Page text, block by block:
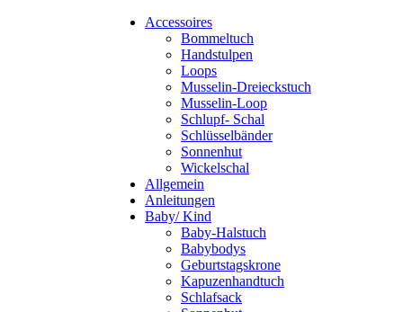
Accessoires
Bommeltuch
Handstulpen
Loops
Musselin-Dreieckstuch
Musselin-Loop
Schlupf- Schal
Schlüsselbänder
Sonnenhut
Wickelschal
Allgemein
Anleitungen
Baby/ Kind
Baby-Halstuch
Babybodys
Geburtstagskrone
Kapuzenhandtuch
Schlafsack